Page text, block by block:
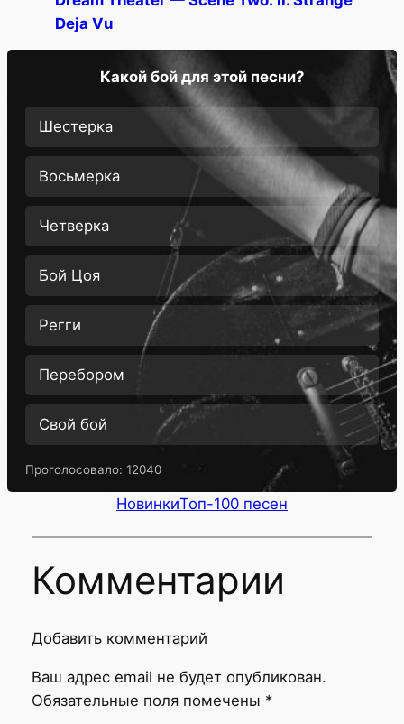
Deja Vu
Какой бой для этой песни?
Шестерка
Восьмерка
Четверка
Бой Цоя
Регги
Перебором
Свой бой
Проголосовало: 12040
НовинкиТоп-100 песен
Комментарии
Добавить комментарий
Ваш адрес email не будет опубликован.
Обязательные поля помечены *